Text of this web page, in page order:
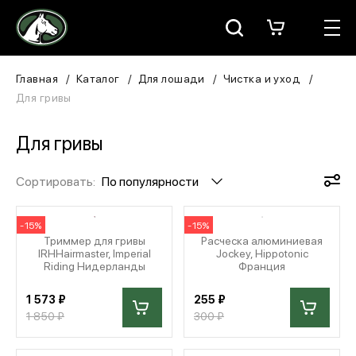
Москва
Для лошади
В конюшню
ЗООТОВАРЫ
Для собаки
Сувениры/Подарки
БРЕНДЫ
Главная Каталог Для лошади
Чистка и уход
Для гривы
Для гривы
Сортировать: По популярности
-15%
Триммер для гривы
IRHHairmaster, Imperial
Riding Нидерланды
1 573 ₽
1 850 ₽
-15%
Расческа алюминиевая
Jockey, Hippotonic
Франция
255 ₽
300 ₽